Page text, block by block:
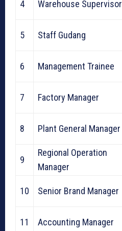
4 Warehouse Supervisor
5 Staff Gudang
6 Management Trainee
7 Factory Manager
8 Plant General Manager
9
Regional Operation
Manager
10 Senior Brand Manager
11 Accounting Manager